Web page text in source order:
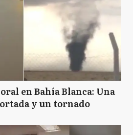
en Bahía Blanca: Una
y un tornado